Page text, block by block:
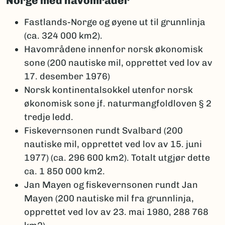
Fastlands-Norge og øyene ut til grunnlinja
(ca. 324 000 km2).
Havområdene innenfor norsk økonomisk
sone (200 nautiske mil, opprettet ved lov av
17. desember 1976)
Norsk kontinentalsokkel utenfor norsk
økonomisk sone jf. naturmangfoldloven § 2
tredje ledd.
Fiskevernsonen rundt Svalbard (200
nautiske mil, opprettet ved lov av 15. juni
1977) (ca. 296 600 km2). Totalt utgjør dette
ca. 1 850 000 km2.
Jan Mayen og fiskevernsonen rundt Jan
Mayen (200 nautiske mil fra grunnlinja,
opprettet ved lov av 23. mai 1980, 288 768